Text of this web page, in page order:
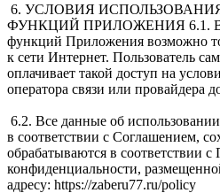
6. УСЛОВИЯ
ФУНКЦИЙ ПРИЛОЖЕНИЯ 6.1.
функций Приложения возможно
к сети Интернет. Пользователь
оплачивает такой доступ на
оператора связи или провайдера
6.2. Все данные об
в соответствии с Соглашением,
обрабатываются в соответствии с
конфиденциальности,
адресу: https://zaberu77.ru/policy